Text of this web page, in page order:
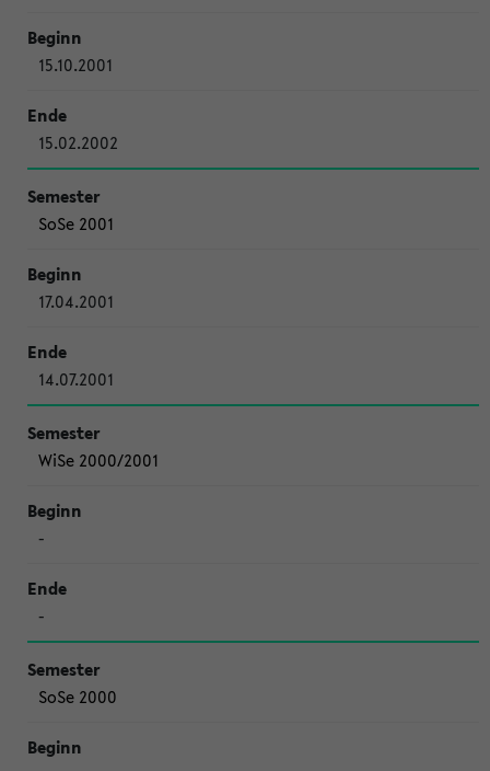
15.10.2001
15.02.2002
SoSe 2001
17.04.2001
14.07.2001
WiSe 2000/2001
-
-
SoSe 2000